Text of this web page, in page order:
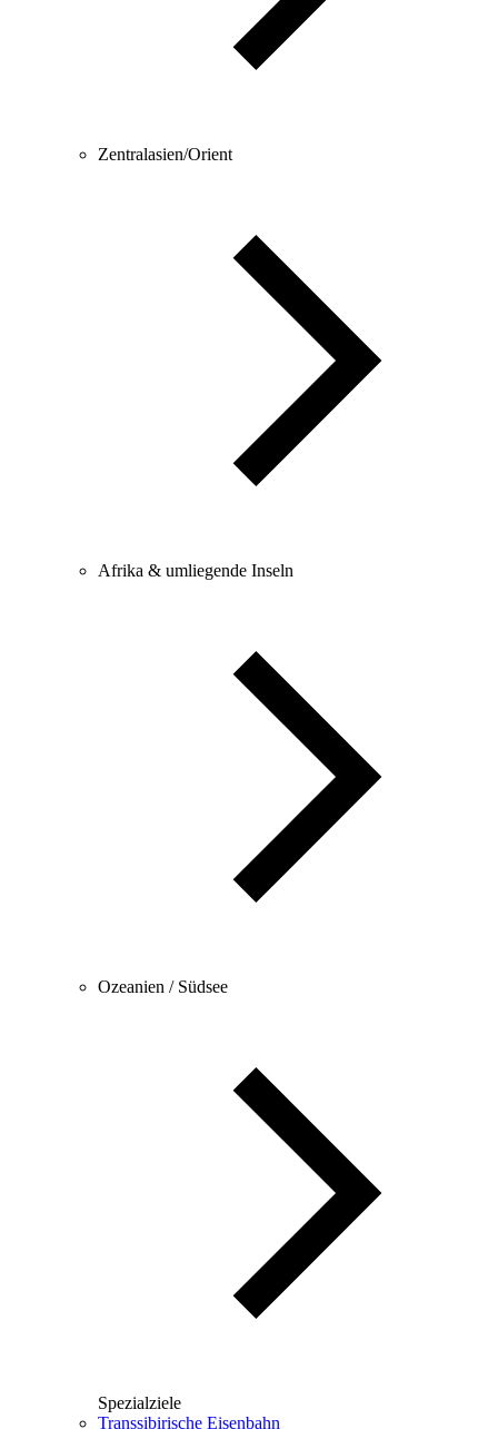
Zentralasien/Orient
Afrika & umliegende Inseln
Ozeanien / Südsee
Spezialziele
Transsibirische Eisenbahn